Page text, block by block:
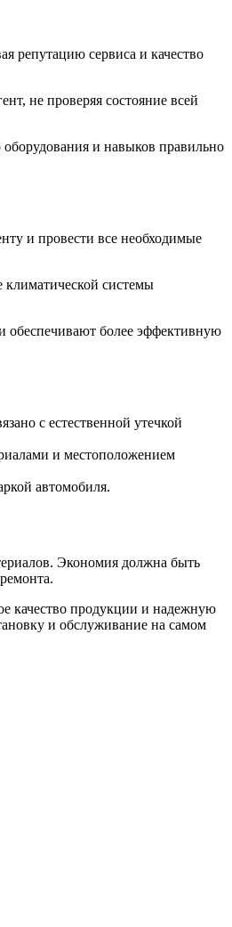
репутацию сервиса и качество
не проверяя состояние всей
и навыков правильно
и провести все необходимые
климатической системы
обеспечивают более эффективную
с естественной утечкой
и местоположением
автомобиля.
Экономия должна быть
качество продукции и надежную
и обслуживание на самом